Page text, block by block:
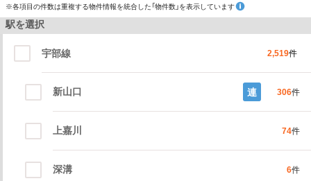
※各項目の件数は重複する物件情報を統合した「物件数」を表示しています
駅を選択
宇部線 2,519件
新山口 連 306件
上嘉川 74件
深溝 6件